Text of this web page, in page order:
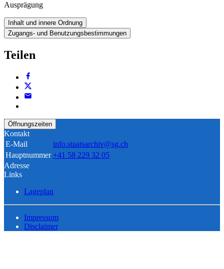
Ausprägung
Inhalt und innere Ordnung
Zugangs- und Benutzungsbestimmungen
Teilen
Öffnungszeiten
Kontakt
E-Mail
info.staatsarchiv@sg.ch
Hauptnummer +41 58 229 32 05
Adresse
Links
Lageplan
Impressum
Disclaimer